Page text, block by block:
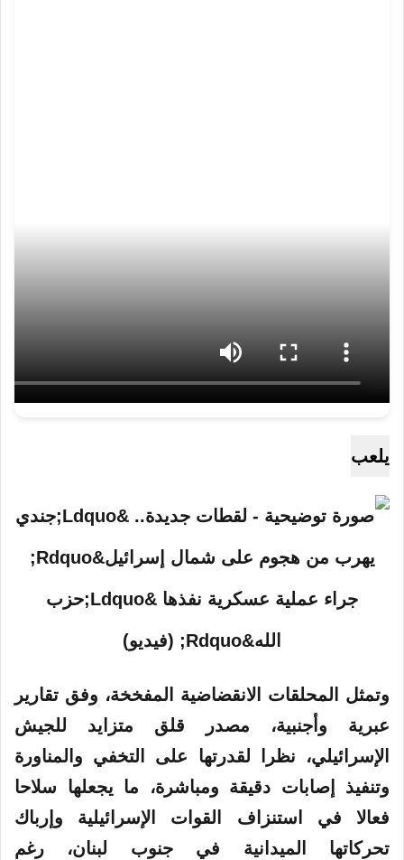
يلعب
وتمثل المحلقات الانقضاضية المفخخة، وفق تقارير
عبرية وأجنبية، مصدر
قلق متزايد للجيش
الإسرائيلي، نظرا لقدرتها على التخفي والمناورة
وتنفيذ إصابات دقيقة ومباشرة، ما يجعلها سلاحا
فعالا في استنزاف القوات الإسرائيلية وإرباك
تحركاتها الميدانية في جنوب لبنان، رغم